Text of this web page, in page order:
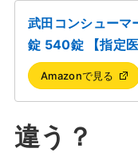
武田コンシューマ
錠 540錠 【指定
Amazonで見る
違う？